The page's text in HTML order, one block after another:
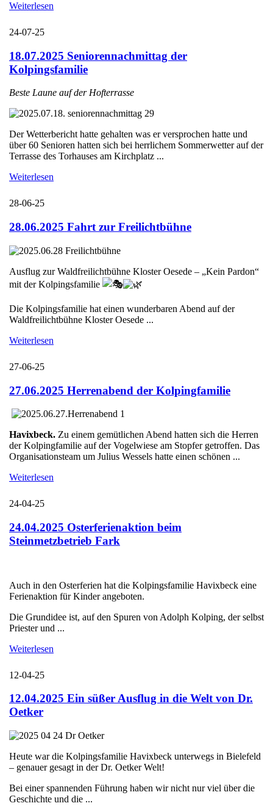
Weiterlesen
24-07-25
18.07.2025 Seniorennachmittag der
Kolpingsfamilie
Beste Laune auf der Hofterrasse
Der Wetterbericht hatte gehalten was er versprochen hatte und
über 60 Senioren hatten sich bei herrlichem Sommerwetter auf der
Terrasse des Torhauses am Kirchplatz ...
Weiterlesen
28-06-25
28.06.2025 Fahrt zur Freilichtbühne
Ausflug zur Waldfreilichtbühne Kloster Oesede – „Kein Pardon“
mit der Kolpingsfamilie
Die Kolpingsfamilie hat einen wunderbaren Abend auf der
Waldfreilichtbühne Kloster Oesede ...
Weiterlesen
27-06-25
27.06.2025 Herrenabend der Kolpingfamilie
Havixbeck. Zu einem gemütlichen Abend hatten sich die Herren
der Kolpingfamilie auf der Vogelwiese am Stopfer getroffen. Das
Organisationsteam um Julius Wessels hatte einen schönen ...
Weiterlesen
24-04-25
24.04.2025 Osterferienaktion beim
Steinmetzbetrieb Fark
Auch in den Osterferien hat die Kolpingsfamilie Havixbeck eine
Ferienaktion für Kinder angeboten.
Die Grundidee ist, auf den Spuren von Adolph Kolping, der selbst
Priester und ...
Weiterlesen
12-04-25
12.04.2025 Ein süßer Ausflug in die Welt von Dr.
Oetker
Heute war die Kolpingsfamilie Havixbeck unterwegs in Bielefeld
– genauer gesagt in der Dr. Oetker Welt!
Bei einer spannenden Führung haben wir nicht nur viel über die
Geschichte und die ...